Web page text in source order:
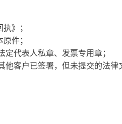
》；
件；
定代表人私章、发票专用章；
他客户已签署，但未提交的法律